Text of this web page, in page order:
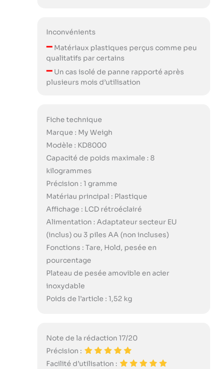
Inconvénients
–Matériaux plastiques perçus comme peu
qualitatifs par certains
–Un cas isolé de panne rapporté après
plusieurs mois d’utilisation
Fiche technique
Marque : My Weigh
Modèle : KD8000
Capacité de poids maximale : 8
kilogrammes
Précision : 1 gramme
Matériau principal : Plastique
Affichage : LCD rétroéclairé
Alimentation : Adaptateur secteur EU
(inclus) ou 3 piles AA (non incluses)
Fonctions : Tare, Hold, pesée en
pourcentage
Plateau de pesée amovible en acier
inoxydable
Poids de l’article : 1,52 kg
Note de la rédaction 17/20
Précision :
Facilité d’utilisation :